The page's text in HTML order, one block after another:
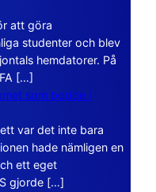
att göra
studenter och blev
hemdatorer. På
[…]
som bodde i
var det inte bara
hade nämligen en
ett eget
gjorde […]